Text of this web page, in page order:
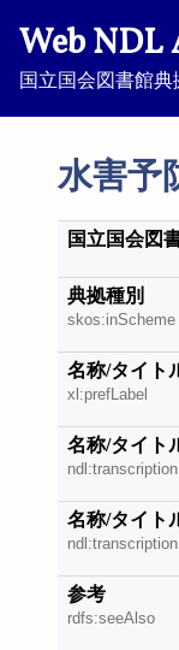
Web
国立国会図書館
水害予
国立国会図
典拠種別
skos:inScheme
名称/タイト
xl:prefLabel
名称/タイト
名称/タイト
参考
rdfs:seeAlso